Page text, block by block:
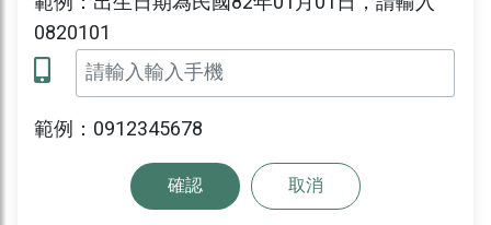
0820101
範例：0912345678
確認 取消